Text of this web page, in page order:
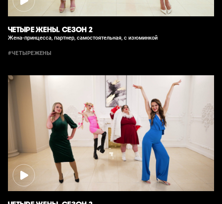
ЧЕТЫРЕ ЖЕНЫ. СЕЗОН 2
Жена-принцесса, партнер, самостоятельная, с изюминкой
#ЧЕТЫРЕЖЕНЫ